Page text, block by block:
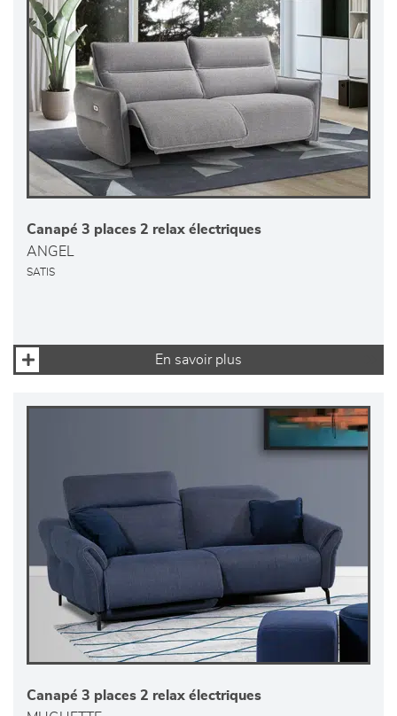
Canapé 3 places 2 relax électriques
ANGEL
SATIS
En savoir plus
Canapé 3 places 2 relax électriques